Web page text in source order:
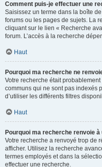
Comment puis-je effectuer une
Saisissez un terme dans la boîte
forums ou les pages de sujets. La
cliquant sur le lien « Recherche
forum. L’accès à la recherche
Haut
Pourquoi ma recherche ne
Votre recherche était
communs qui ne sont pas indexés
d’utiliser les différents filtres
Haut
Pourquoi ma recherche renvoie à
Votre recherche a renvoyé trop de
afficher. Utilisez la recherche
termes employés et dans la
effectuer une recherche.